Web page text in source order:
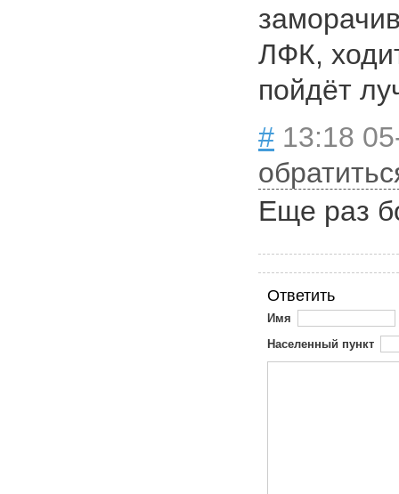
ЛФК,
пойдёт
# 13:18
Еще раз
Ответить
Имя
Населенный пункт